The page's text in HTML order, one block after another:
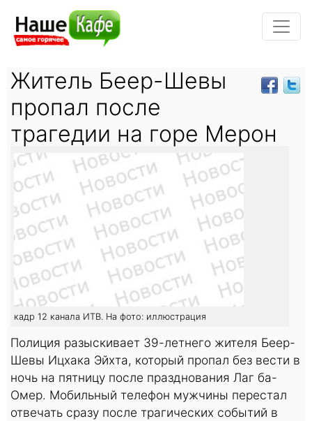
Житель Беер-Шевы
пропал после
трагедии на горе Мерон
кадр 12 канала ИТВ. На фото: иллюстрация
Полиция разыскивает 39-летнего жителя Беер-
Шевы Ицхака Эйхта, который пропал без вести в
ночь на пятницу после празднования Лаг ба-
Омер. Мобильный телефон мужчины перестал
отвечать сразу после трагических событий в